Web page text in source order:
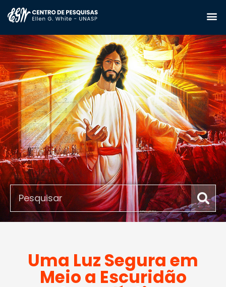
Uma Luz Segura em
Meio a Escuridão